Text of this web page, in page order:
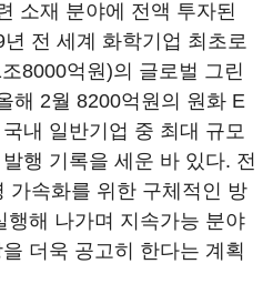
소재 분야에 전액 투자된
전 세계 화학기업 최초로
8000억원)의 글로벌 그린
해 2월 8200억원의 원화 E
내 일반기업 중 최대 규모
행 기록을 세운 바 있다. 전
가속화를 위한 구체적인 방
행해 나가며 지속가능 분야
더욱 공고히 한다는 계획